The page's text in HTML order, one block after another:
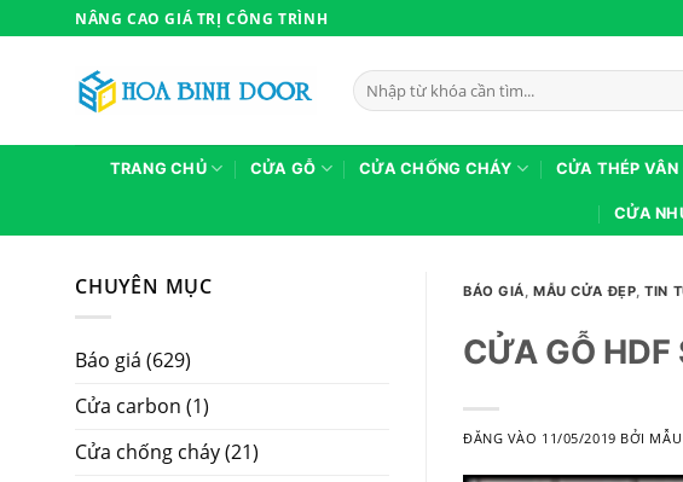
qua
NÂNG CAO GIÁ TRỊ CÔNG TRÌNH
Tìm
kiếm:
TRANG CHỦ CỬA GỖ CỬA CHỐNG CHÁY CỬA THÉP VÂN
CỬA
CHUYÊN MỤC
Báo giá (629)
Cửa carbon (1)
Cửa chống cháy(21)
BÁO GIÁ,MẪU CỬA ĐẸP,TIN
CỬA GỖ
ĐĂNG VÀO 11/05/2019 BỞI